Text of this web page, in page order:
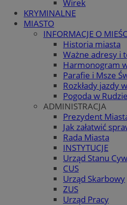
Wirek
KRYMINALNE
MIASTO
INFORMACJE O
Historia miasta
Ważne adresy i
Harmonogram
Parafie i Msze
Rozkłady jazdy
Pogoda w
ADMINISTRACJA
Prezydent
Jak załatwić
Rada Miasta
INSTYTUCJE
Urząd Stanu
CUS
Urząd Skarbowy
ZUS
Urząd Pracy